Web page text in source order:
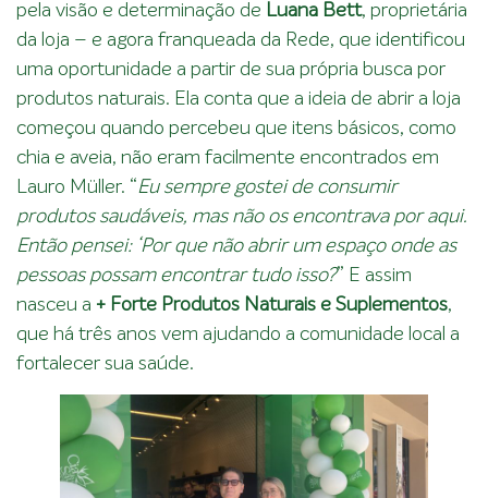
pela visão e determinação de Luana Bett, proprietária
da loja – e agora franqueada da Rede, que identificou
uma oportunidade a partir de sua própria busca por
produtos naturais. Ela conta que a ideia de abrir a loja
começou quando percebeu que itens básicos, como
chia e aveia, não eram facilmente encontrados em
Lauro Müller. “Eu sempre gostei de consumir
produtos saudáveis, mas não os encontrava por aqui.
Então pensei: ‘Por que não abrir um espaço onde as
pessoas possam encontrar tudo isso?” E assim
nasceu a + Forte Produtos Naturais e Suplementos,
que há três anos vem ajudando a comunidade local a
fortalecer sua saúde.